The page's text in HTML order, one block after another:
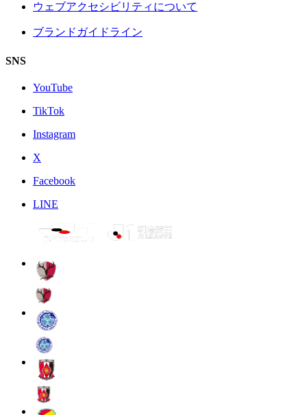
ウェブアクセシビリティについて
ブランドガイドライン
SNS
YouTube
TikTok
Instagram
X
Facebook
LINE